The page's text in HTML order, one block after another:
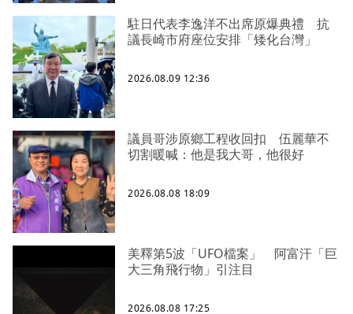
駐日代表李逸洋不出席原爆典禮 抗
議長崎市府座位安排「矮化台灣」
2026.08.09 12:36
議員哥涉原鄉工程收回扣 伍麗華不
切割暖喊：他是我大哥，他很好
2026.08.08 18:09
美釋第5波「UFO檔案」 阿富汗「巨
大三角飛行物」引注目
2026.08.08 17:25